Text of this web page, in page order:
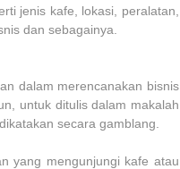
jenis kafe, lokasi, peralatan,
dan sebagainya.
dalam merencanakan bisnis
untuk ditulis dalam makalah
secara gamblang.
yang mengunjungi kafe atau